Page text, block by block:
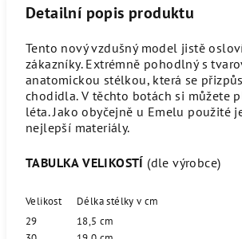
Detailní popis produktu
Tento nový vzdušný model jistě
zákazníky. Extrémně pohodlný s
anatomickou stélkou, která se
chodidla. V těchto botách si můžete
léta. Jako obyčejně u Emelu použité
nejlepší materiály.
TABULKA VELIKOSTÍ (dle výrobce)
Velikost
Délka stélky v cm
29
18,5 cm